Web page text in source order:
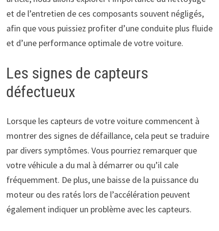
et de l’entretien de ces composants souvent négligés,
afin que vous puissiez profiter d’une conduite plus fluide
et d’une performance optimale de votre voiture.
Les signes de capteurs
défectueux
Lorsque les capteurs de votre voiture commencent à
montrer des signes de défaillance, cela peut se traduire
par divers symptômes. Vous pourriez remarquer que
votre véhicule a du mal à démarrer ou qu’il cale
fréquemment. De plus, une baisse de la puissance du
moteur ou des ratés lors de l’accélération peuvent
également indiquer un problème avec les capteurs.